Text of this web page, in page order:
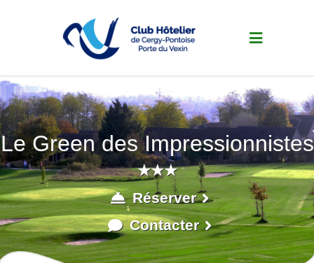
Le Green des Impressionnistes
★★★
Réserver
Contacter